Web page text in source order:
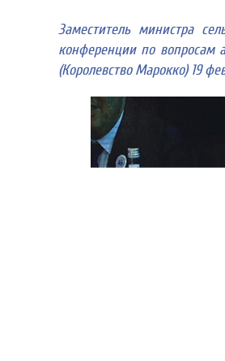
Заместитель министра
конференции по вопросам
(Королевство Марокко) 19